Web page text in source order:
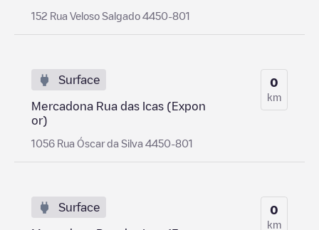
152 Rua Veloso Salgado 4450-801
Surface
Mercadona Rua das Icas (Expon
or)
1056 Rua Óscar da Silva 4450-801
0
km
Surface 0
km